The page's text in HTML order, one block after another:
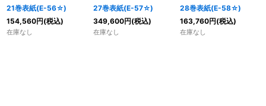
21巻表紙(E-56☆)
154,560円(税込)
在庫なし
27巻表紙(E-57☆)
349,600円(税込)
在庫なし
28巻表紙(E-58☆)
163,760円(税込)
在庫なし